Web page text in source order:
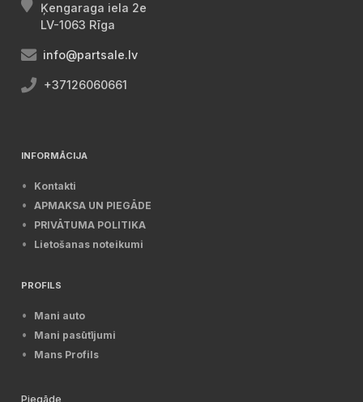
Ķengaraga iela 2e
LV-1063 Rīga
info@partsale.lv
+37126060661
INFORMĀCIJA
Kontakti
APMAKSA UN PIEGĀDE
PRIVĀTUMA POLITIKA
Lietošanas noteikumi
PROFILS
Mani auto
Mani pasūtījumi
Mans Profils
Piegāde